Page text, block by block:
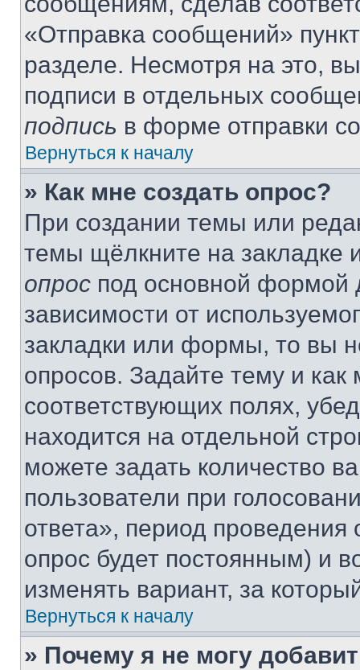
«Отправка сообщений»
разделе. Несмотря на это,
подписи в отдельных
подпись в форме отправки
Вернуться к началу
» Как мне создать опрос?
При создании темы или
темы щёлкните на
опрос под основной формой
зависимости от
закладки или формы, то вы
опросов. Задайте тему и
соответствующих полях,
находится на отдельной
можете задать количество
пользователи при
ответа», период проведения
опрос будет постоянным) и
изменять вариант, за
Вернуться к началу
» Почему я не могу